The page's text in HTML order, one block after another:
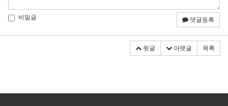
비밀글 댓글등록
윗글 아랫글 목록